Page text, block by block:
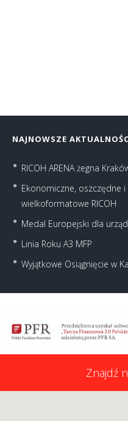
NAJNOWSZE
RICOH ARENA żegna
Ekonomiczne, oszczędne
wielkoformatowe RICOH
Medal Europejski dla
Linia Roku A3 MFP
Wyjątkowe Osiągnięcie w
Znajdź